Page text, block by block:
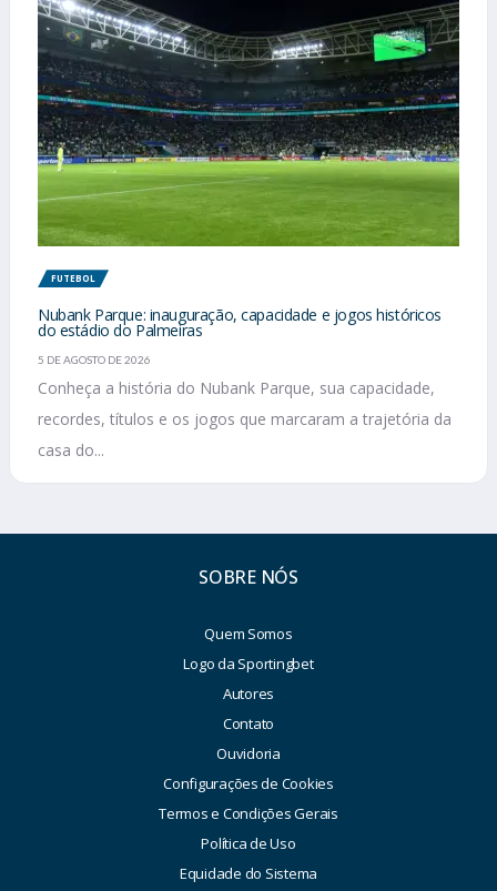
FUTEBOL
Nubank Parque: inauguração, capacidade e jogos históricos
do estádio do Palmeiras
5 DE AGOSTO DE 2026
Conheça a história do Nubank Parque, sua capacidade,
recordes, títulos e os jogos que marcaram a trajetória da
casa do...
SOBRE NÓS
Quem Somos
Logo da Sportingbet
Autores
Contato
Ouvidoria
Configurações de Cookies
Termos e Condições Gerais
Política de Uso
Equidade do Sistema